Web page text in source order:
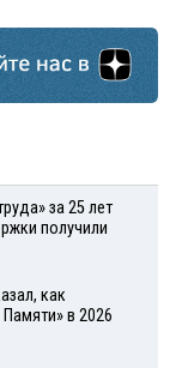
за 25 лет
получили
как
в 2026